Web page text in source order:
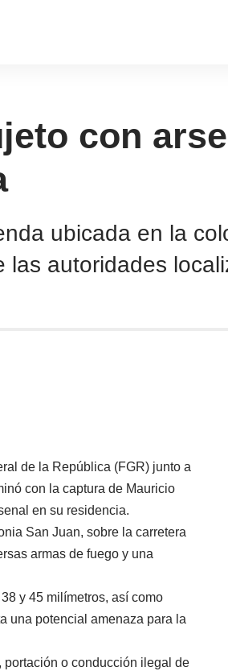
con
ubicada en la
autoridades
de la República (FGR) junto a
con la captura de Mauricio
en su residencia.
San Juan, sobre la carretera
armas de fuego y una
y 45 milímetros, así como
una potencial amenaza para la
portación o conducción ilegal de